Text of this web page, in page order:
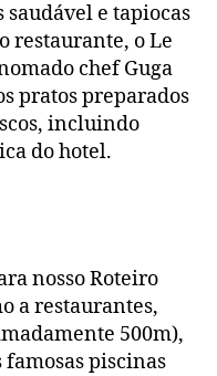
e tapiocas
restaurante, o Le
chef Guga
pratos preparados
incluindo
do hotel.
nosso Roteiro
a restaurantes,
500m),
piscinas